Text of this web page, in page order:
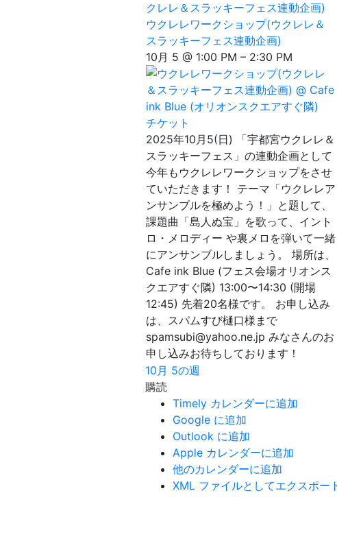
クレレ＆スラッキーフェス連動企画)
ウクレレワークショップ(ウクレレ＆
スラッキーフェス連動企画)
10月 5 @ 1:00 PM – 2:30 PM
チケット
2025年10月5(日) 「宇都宮ウクレレ＆
スラッキーフェス」の連動企画として
今年もウクレレワークショップをさせ
ていただきます！ テーマ「ウクレレア
ンサンブルを極めよう！」と題して、
課題曲「島人ぬ宝」を歌って、イント
ロ・メロディー や裏メロを弾いて一緒
にアンサンブルしましょう。 場所は、
Cafe ink Blue (フェス会場オリオンス
クエアすぐ隣) 13:00〜14:30 (開場
12:45) 先着20名様です。 お申し込み
は、スパムすび樋口様まで
spamsubi@yahoo.ne.jp みなさんのお
申し込みお待ちしております！
10月 5の週
購読
Timely カレンダーに追加
Google に追加
Outlook に追加
Apple カレンダーに追加
他のカレンダーに追加
XML ファイルとしてエクスポー